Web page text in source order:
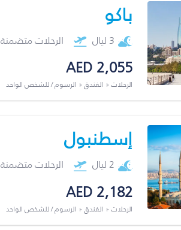
باكو
3 ليال الرحلات متضمنة
AED 2,055
الرحلات + الفندق + الرسوم / للشخص الواحد
إسطنبول
2 ليال الرحلات متضمنة
AED 2,182
الرحلات + الفندق + الرسوم / للشخص الواحد